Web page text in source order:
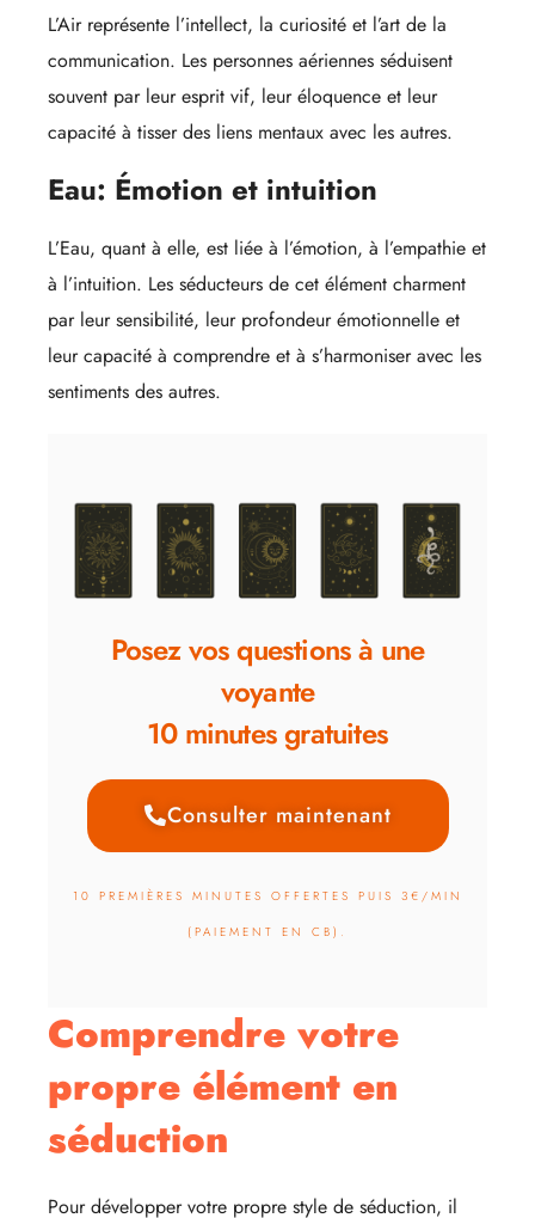
L’Air représente l’intellect, la curiosité et l’art de la
communication. Les personnes aériennes séduisent
souvent par leur esprit vif, leur éloquence et leur
capacité à tisser des liens mentaux avec les autres.
Eau: Émotion et intuition
L’Eau, quant à elle, est liée à l’émotion, à l’empathie et
à l’intuition. Les séducteurs de cet élément charment
par leur sensibilité, leur profondeur émotionnelle et
leur capacité à comprendre et à s’harmoniser avec les
sentiments des autres.
Posez vos questions à une
voyante
10 minutes gratuites
Consulter maintenant
10 PREMIÈRES MINUTES OFFERTES PUIS 3€/MIN
(PAIEMENT EN CB).
Comprendre votre
propre élément en
séduction
Pour développer votre propre style de séduction, il